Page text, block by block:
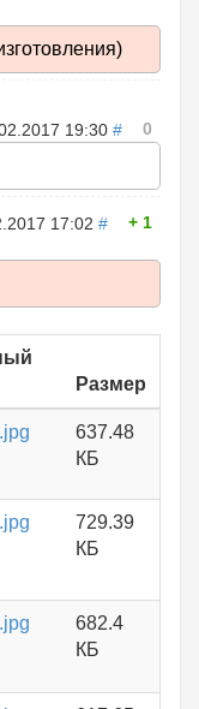
19:30 # 0
17:02 # 1
Размер
637.48
КБ
729.39
КБ
682.4
КБ